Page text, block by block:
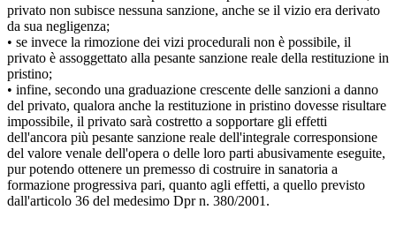
privato non subisce nessuna sanzione, anche se il vizio era derivato
da sua negligenza;
• se invece la rimozione dei vizi procedurali non è possibile, il
privato è assoggettato alla pesante sanzione reale della restituzione in
pristino;
• infine, secondo una graduazione crescente delle sanzioni a danno
del privato, qualora anche la restituzione in pristino dovesse risultare
impossibile, il privato sarà costretto a sopportare gli effetti
dell'ancora più pesante sanzione reale dell'integrale corresponsione
del valore venale dell'opera o delle loro parti abusivamente eseguite,
pur potendo ottenere un premesso di costruire in sanatoria a
formazione progressiva pari, quanto agli effetti, a quello previsto
dall'articolo 36 del medesimo Dpr n. 380/2001.